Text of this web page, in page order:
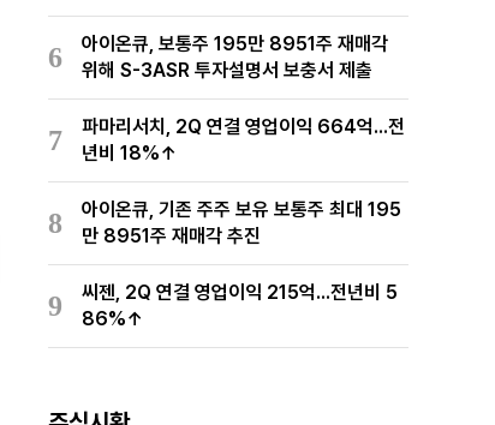
6
아이온큐, 보통주 195만 8951주 재매각
위해 S-3ASR 투자설명서 보충서 제출
7
파마리서치, 2Q 연결 영업이익 664억...전
년비 18%↑
8
아이온큐, 기존 주주 보유 보통주 최대 195
만 8951주 재매각 추진
9
씨젠, 2Q 연결 영업이익 215억...전년비 5
86%↑